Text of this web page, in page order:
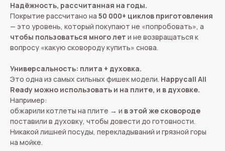
Надёжность, рассчитанная на годы.
Покрытие рассчитано на 50 000+ циклов приготовления
— это уровень, который покупают не «попробовать», а
чтобы пользоваться много лет и не возвращаться к
вопросу «какую сковороду купить» снова.
Универсальность: плита + духовка.
Это одна из самых сильных фишек модели. Happycall All
Ready можно использовать и на плите, и в духовке.
Например:
обжарили котлеты на плите → и в этой же сковороде
поставили в духовку, чтобы довести до готовности.
Никакой лишней посуды, перекладываний и грязной горы
на мойке.